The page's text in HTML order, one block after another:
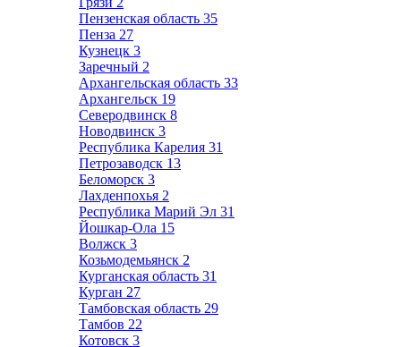
Пензенская область 35
Пенза 27
Кузнецк 3
Заречный 2
Архангельская область 33
Архангельск 19
Северодвинск 8
Новодвинск 3
Республика Карелия 31
Петрозаводск 13
Беломорск 3
Лахденпохья 2
Республика Марий Эл 31
Йошкар-Ола 15
Волжск 3
Козьмодемьянск 2
Курганская область 31
Курган 27
Тамбовская область 29
Тамбов 22
Котовск 3